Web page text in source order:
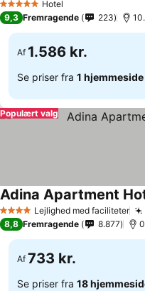
5 Stjerner Hotel
9,3 Fremragende 223
Af 1.586 kr.
Se priser fra 1 hjemmeside
Populært valg
4 StjernerLejlighed med faciliteter
Adina Apartment
8,8 Fremragende 8.877
Af 733 kr.
Se priser fra 18